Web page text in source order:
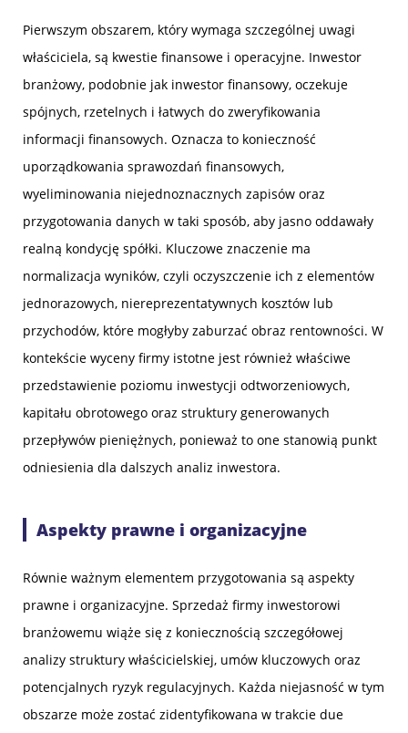
Pierwszym obszarem, który wymaga szczególnej uwagi
właściciela, są kwestie finansowe i operacyjne. Inwestor
branżowy, podobnie jak inwestor finansowy, oczekuje
spójnych, rzetelnych i łatwych do zweryfikowania
informacji finansowych. Oznacza to konieczność
uporządkowania sprawozdań finansowych,
wyeliminowania niejednoznacznych zapisów oraz
przygotowania danych w taki sposób, aby jasno oddawały
realną kondycję spółki. Kluczowe znaczenie ma
normalizacja wyników, czyli oczyszczenie ich z elementów
jednorazowych, niereprezentatywnych kosztów lub
przychodów, które mogłyby zaburzać obraz rentowności. W
kontekście wyceny firmy istotne jest również właściwe
przedstawienie poziomu inwestycji odtworzeniowych,
kapitału obrotowego oraz struktury generowanych
przepływów pieniężnych, ponieważ to one stanowią punkt
odniesienia dla dalszych analiz inwestora.
Aspekty prawne i organizacyjne
Równie ważnym elementem przygotowania są aspekty
prawne i organizacyjne. Sprzedaż firmy inwestorowi
branżowemu wiąże się z koniecznością szczegółowej
analizy struktury właścicielskiej, umów kluczowych oraz
potencjalnych ryzyk regulacyjnych. Każda niejasność w tym
obszarze może zostać zidentyfikowana w trakcie due